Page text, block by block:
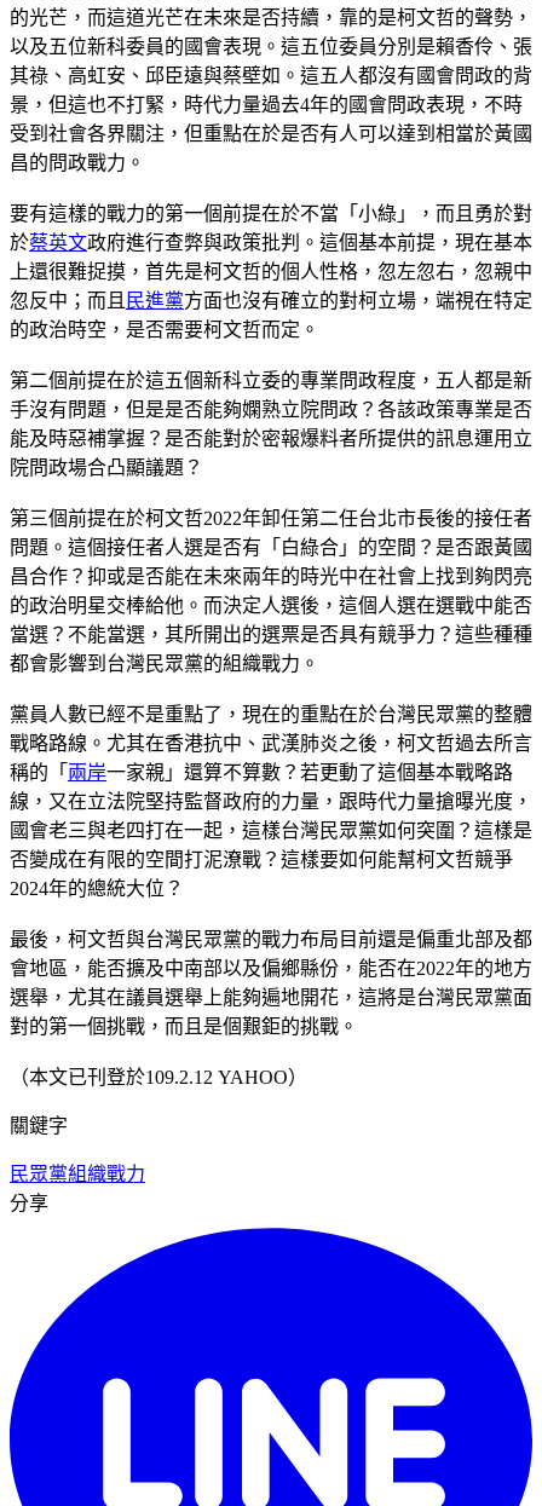
的光芒，而這道光芒在未來是否持續，靠的是柯文哲的聲勢，
以及五位新科委員的國會表現。這五位委員分別是賴香伶、張
其祿、高虹安、邱臣遠與蔡壁如。這五人都沒有國會問政的背
景，但這也不打緊，時代力量過去4年的國會問政表現，不時
受到社會各界關注，但重點在於是否有人可以達到相當於黃國
昌的問政戰力。
要有這樣的戰力的第一個前提在於不當「小綠」，而且勇於對
於蔡英文政府進行查弊與政策批判。這個基本前提，現在基本
上還很難捉摸，首先是柯文哲的個人性格，忽左忽右，忽親中
忽反中；而且 民進黨方面也沒有確立的對柯立場，端視在特定
的政治時空，是否需要柯文哲而定。
第二個前提在於這五個新科立委的專業問政程度，五人都是新
手沒有問題，但是是否能夠嫻熟立院問政？各該政策專業是否
能及時惡補掌握？是否能對於密報爆料者所提供的訊息運用立
院問政場合凸顯議題？
第三個前提在於柯文哲2022年卸任第二任台北市長後的接任者
問題。這個接任者人選是否有「白綠合」的空間？是否跟黃國
昌合作？抑或是否能在未來兩年的時光中在社會上找到夠閃亮
的政治明星交棒給他。而決定人選後，這個人選在選戰中能否
當選？不能當選，其所開出的選票是否具有競爭力？這些種種
都會影響到台灣民眾黨的組織戰力。
黨員人數已經不是重點了，現在的重點在於台灣民眾黨的整體
戰略路線。尤其在香港抗中、武漢肺炎之後，柯文哲過去所言
稱的「 兩岸一家親」還算不算數？若更動了這個基本戰略路
線，又在立法院堅持監督政府的力量，跟時代力量搶曝光度，
國會老三與老四打在一起，這樣台灣民眾黨如何突圍？這樣是
否變成在有限的空間打泥潦戰？這樣要如何能幫柯文哲競爭
2024年的總統大位？
最後，柯文哲與台灣民眾黨的戰力布局目前還是偏重北部及都
會地區，能否擴及中南部以及偏鄉縣份，能否在2022年的地方
選舉，尤其在議員選舉上能夠遍地開花，這將是台灣民眾黨面
對的第一個挑戰，而且是個艱鉅的挑戰。
（本文已刊登於109.2.12 YAHOO）
關鍵字
民眾黨組織戰力
分享